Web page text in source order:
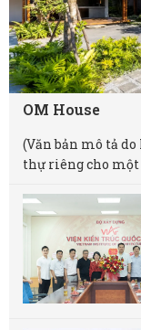
OM House
(Văn bản mô tả
thự riêng cho một